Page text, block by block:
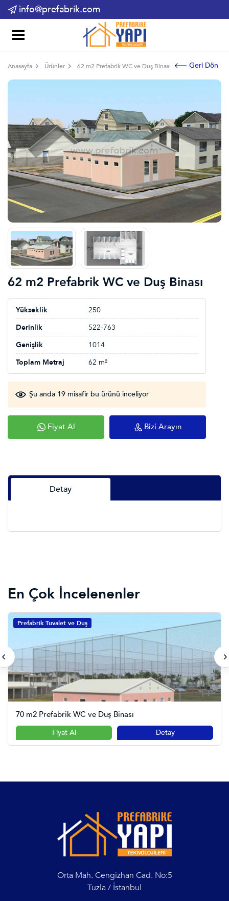
info@prefabrik.com
Anasayfa Ürünler 62 m2 Prefabrik WC ve Duş Binası Geri Dön
62 m2 Prefabrik WC ve Duş Binası
Yükseklik
250
Derinlik
522-763
Genişlik
1014
Toplam Metraj
62 m²
Şu anda 19 misafir bu ürünü inceliyor
Fiyat Al Bizi Arayın
Detay
En Çok İncelenenler
Prefabrik Tuvalet ve Duş
70 m2 Prefabrik WC ve Duş Binası
Fiyat Al Detay
Orta Mah. Cengizhan Cad. No:5
Tuzla / İstanbul